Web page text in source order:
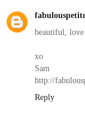
beautiful, love
xo
Sam
http://
Reply